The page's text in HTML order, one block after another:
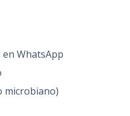
WhatsApp
microbiano)